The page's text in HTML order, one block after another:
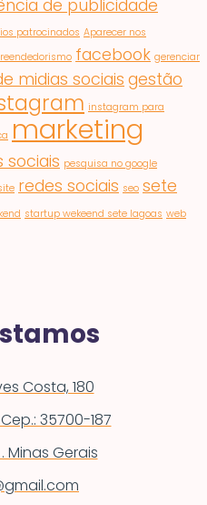
de publicidade
patrocinados Aparecer nos
facebook gerenciar
midias sociais gestão
instagram para
marketing
sociais pesquisa no google
redes sociais seo sete
startup wekeend sete lagoas web
Costa, 180
35700-187
Minas Gerais